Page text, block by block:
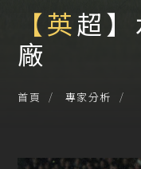
【英超】水晶宮 vs 兵工
廠
首頁 專家分析